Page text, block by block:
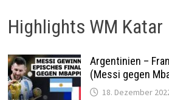
Highlights WM Katar
Argentinien –
(Messi gegen
18. Dezember